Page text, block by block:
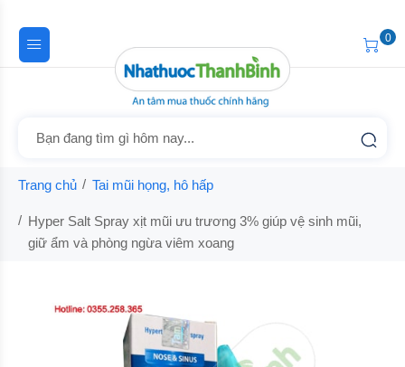
0
Trang chủ Tai mũi họng, hô hấp
Hyper Salt Spray xịt mũi ưu trương 3% giúp vệ sinh mũi,
giữ ẩm và phòng ngừa viêm xoang